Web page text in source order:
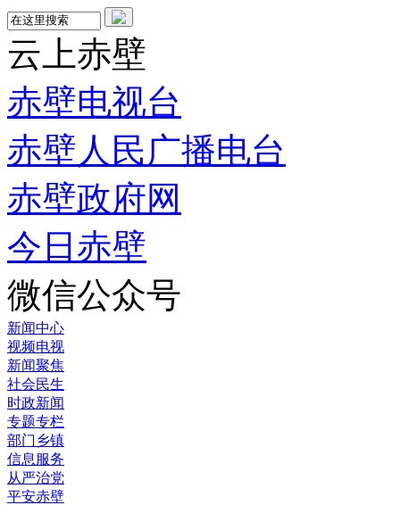
云上赤壁
赤壁电视台
赤壁人民广播电台
赤壁政府网
今日赤壁
微信公众号
新闻中心
视频电视
新闻聚焦
社会民生
时政新闻
专题专栏
部门乡镇
信息服务
从严治党
平安赤壁